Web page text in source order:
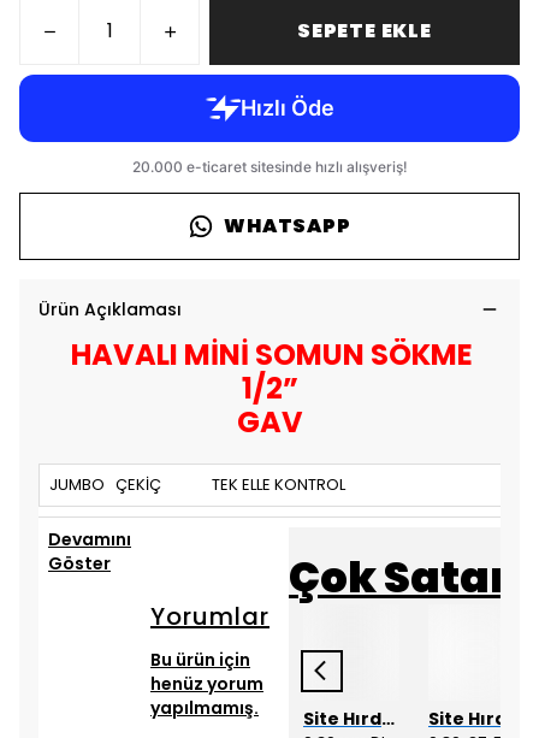
SEPETE EKLE
WHATSAPP
Ürün Açıklaması
HAVALI MİNİ SOMUN SÖKME
1/2”
GAV
JUMBO ÇEKİÇ TEK ELLE KONTROL
Devamını
Göster
Yorumlar
Bu ürün için
henüz yorum
yapılmamış.
Çok
Site Hırdavat Site Hırdavat